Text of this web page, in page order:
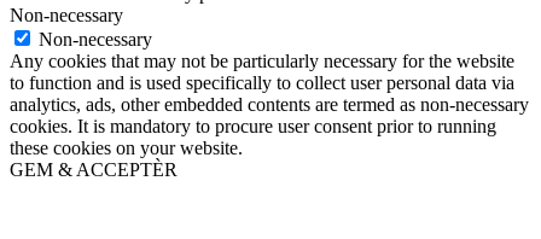
Non-necessary
Non-necessary
Any cookies that may not be particularly necessary for the website
to function and is used specifically to collect user personal data via
analytics, ads, other embedded contents are termed as non-necessary
cookies. It is mandatory to procure user consent prior to running
these cookies on your website.
GEM & ACCEPTÈR